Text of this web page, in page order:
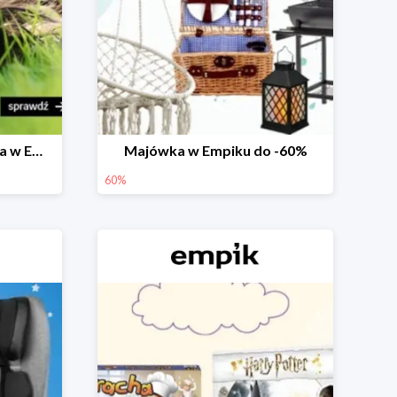
Prezenty na Dzień Dziecka w Empiku do -40% Majówka w Empiku do -60%
60%